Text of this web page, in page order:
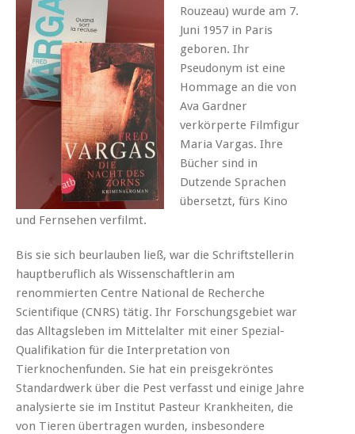
Rouzeau) wurde am 7.
Juni 1957 in Paris
geboren. Ihr
Pseudonym ist eine
Hommage an die von
Ava Gardner
verkörperte Filmfigur
Maria Vargas. Ihre
Bücher sind in
Dutzende Sprachen
übersetzt, fürs Kino
und Fernsehen verfilmt.
Bis sie sich beurlauben ließ, war die Schriftstellerin
hauptberuflich als Wissenschaftlerin am
renommierten Centre National de Recherche
Scientifique (CNRS) tätig. Ihr Forschungsgebiet war
das Alltagsleben im Mittelalter mit einer Spezial-
Qualifikation für die Interpretation von
Tierknochenfunden. Sie hat ein preisgekröntes
Standardwerk über die Pest verfasst und einige Jahre
analysierte sie im Institut Pasteur Krankheiten, die
von Tieren übertragen wurden, insbesondere